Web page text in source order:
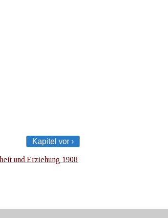
Kapitel vor ›
und Erziehung 1908